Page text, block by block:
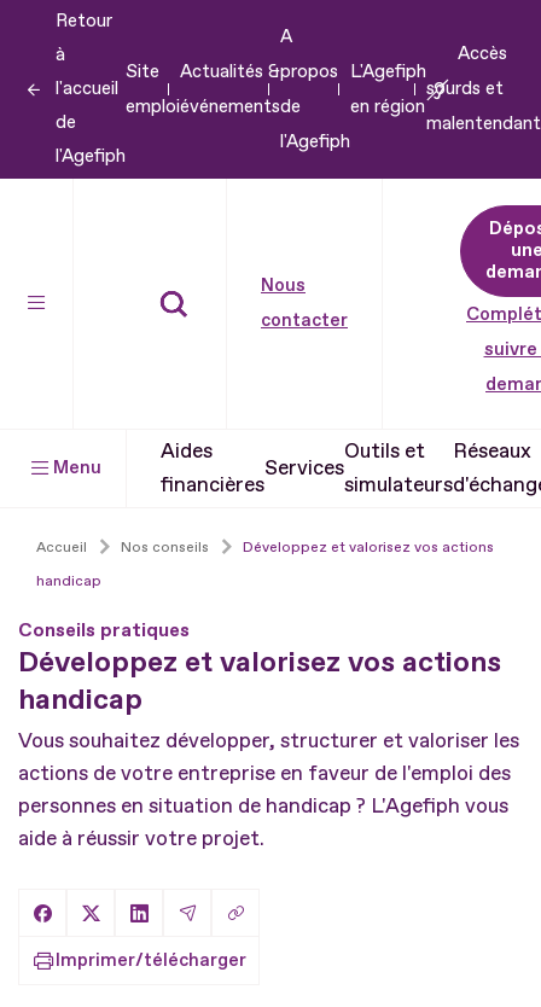
contenu
Retour
à
l'accueil
de
l'Agefiph
Site
emploi
Actualités &
événements
A
propos
de
l'Agefiph
L'Agefiph
en région
Accès
sourds et
Nous
contacter
suivre
Menu
Aides
financières
Services
Outils et
simulateurs
Réseaux
Accueil Nos conseils
Développez et valorisez vos actions
handicap
Conseils pratiques
Développez et valorisez vos actions
handicap
Vous souhaitez développer, structurer et valoriser les
actions de votre entreprise en faveur de l'emploi des
personnes en situation de handicap ? L'Agefiph vous
aide à réussir votre projet.
Partager sur Facebook
Partager sur X
Partager sur LinkedIn
Partager par Email
Copier le lien
Imprimer/télécharger